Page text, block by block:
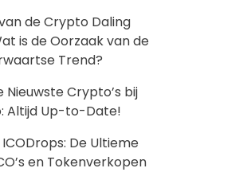
de Crypto Daling
is de Oorzaak van de
Trend?
Nieuwste Crypto’s bij
Altijd Up-to-Date!
De Ultieme
en Tokenverkopen